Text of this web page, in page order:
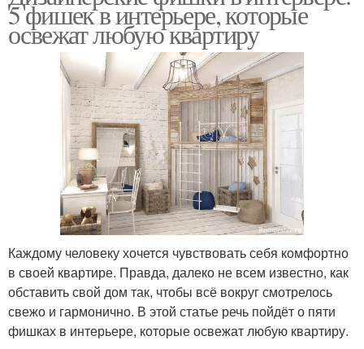
5 фишек в интерьере, которые
освежат любую квартиру
Каждому человеку хочется чувствовать себя комфортно
в своей квартире. Правда, далеко не всем известно, как
обставить свой дом так, чтобы всё вокруг смотрелось
свежо и гармонично. В этой статье речь пойдёт о пяти
фишках в интерьере, которые освежат любую квартиру.